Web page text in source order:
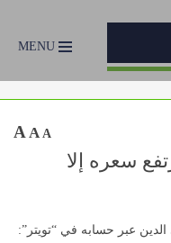
MENU
A A A
سعره إلا
عبر حسابه في “تويتر”: